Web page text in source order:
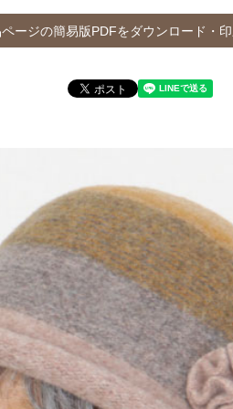
ージの簡易版PDFをダウンロード・